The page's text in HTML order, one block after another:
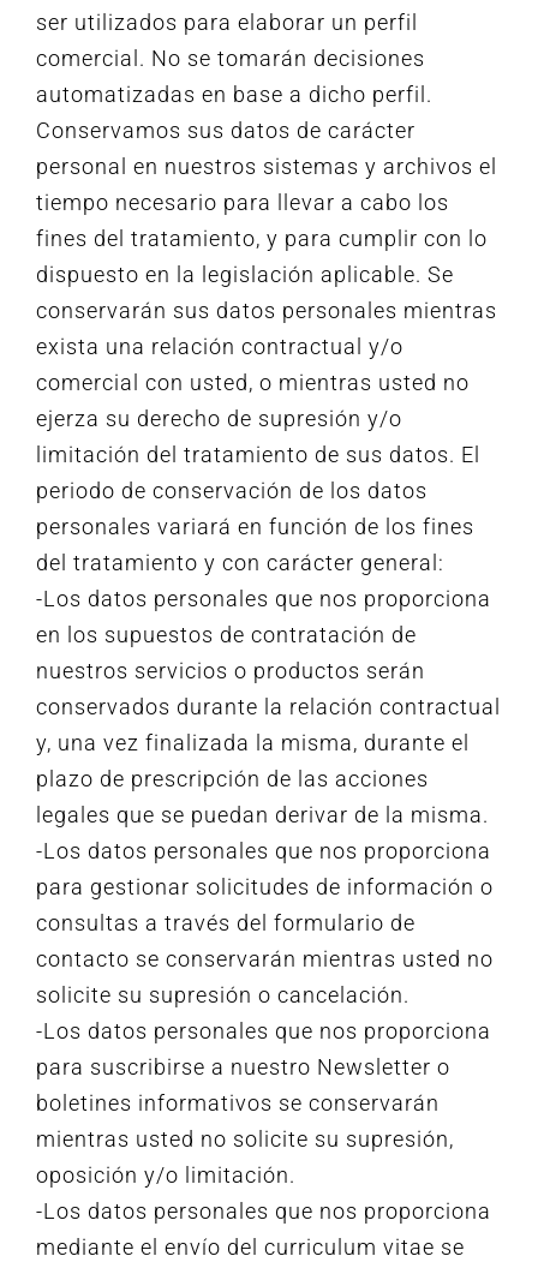
ser utilizados para elaborar un perfil
comercial. No se tomarán decisiones
automatizadas en base a dicho perfil.
Conservamos sus datos de carácter
personal en nuestros sistemas y archivos el
tiempo necesario para llevar a cabo los
fines del tratamiento, y para cumplir con lo
dispuesto en la legislación aplicable. Se
conservarán sus datos personales mientras
exista una relación contractual y/o
comercial con usted, o mientras usted no
ejerza su derecho de supresión y/o
limitación del tratamiento de sus datos. El
periodo de conservación de los datos
personales variará en función de los fines
del tratamiento y con carácter general:
-Los datos personales que nos proporciona
en los supuestos de contratación de
nuestros servicios o productos serán
conservados durante la relación contractual
y, una vez finalizada la misma, durante el
plazo de prescripción de las acciones
legales que se puedan derivar de la misma.
-Los datos personales que nos proporciona
para gestionar solicitudes de información o
consultas a través del formulario de
contacto se conservarán mientras usted no
solicite su supresión o cancelación.
-Los datos personales que nos proporciona
para suscribirse a nuestro Newsletter o
boletines informativos se conservarán
mientras usted no solicite su supresión,
oposición y/o limitación.
-Los datos personales que nos proporciona
mediante el envío del curriculum vitae se